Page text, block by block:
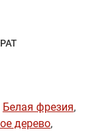
Белая фрезия,
дерево,